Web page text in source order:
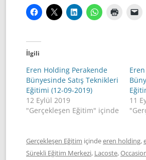
İlgili
Eren Holding Perakende
Bünyesinde Satış Teknikleri
Eğitimi (12-09-2019)
12 Eylül 2019
"Gerçekleşen Eğitim" içinde
11
Gerçekleşen Eğitim içindeeren holding,
Sürekli Eğitim Merkezi, Lacoste,